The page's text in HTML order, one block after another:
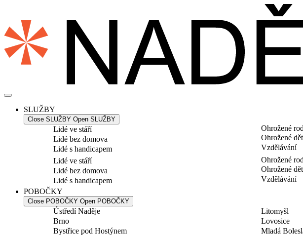
obsahu
SLUŽBY
Close SLUŽBY Open SLUŽBY
Lidé ve stáří
Lidé bez domova
Lidé s handicapem
Ohrožené
Ohrožené
Vzdělávání
Lidé ve stáří
Lidé bez domova
Lidé s handicapem
Ohrožené
Ohrožené
Vzdělávání
POBOČKY
Close POBOČKY Open POBOČKY
Ústředí Naděje
Brno
Bystřice pod Hostýnem
Litomyšl
Lovosice
Mladá